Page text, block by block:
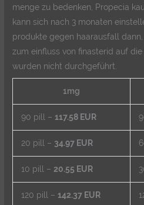
menge zu bedenken, Propecia
kann sich nach 3 monaten
produkte gegen haarausfall
zum einfluss von finasterid auf
wurden nicht durchgeführt.
1mg
90 pill – 117.58 EUR
20 pill – 34.97 EUR
10 pill – 20.55 EUR
120 pill – 142.37 EUR